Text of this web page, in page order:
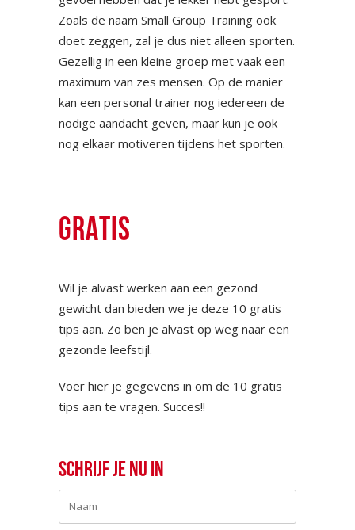
Zoals de naam Small Group Training ook
doet zeggen, zal je dus niet alleen sporten.
Gezellig in een kleine groep met vaak een
maximum van zes mensen. Op de manier
kan een personal trainer nog iedereen de
nodige aandacht geven, maar kun je ook
nog elkaar motiveren tijdens het sporten.
GRATIS
Wil je alvast werken aan een gezond
gewicht dan bieden we je deze 10 gratis
tips aan. Zo ben je alvast op weg naar een
gezonde leefstijl.
Voer hier je gegevens in om de 10 gratis
tips aan te vragen. Succes!!
Schrijf je nu in